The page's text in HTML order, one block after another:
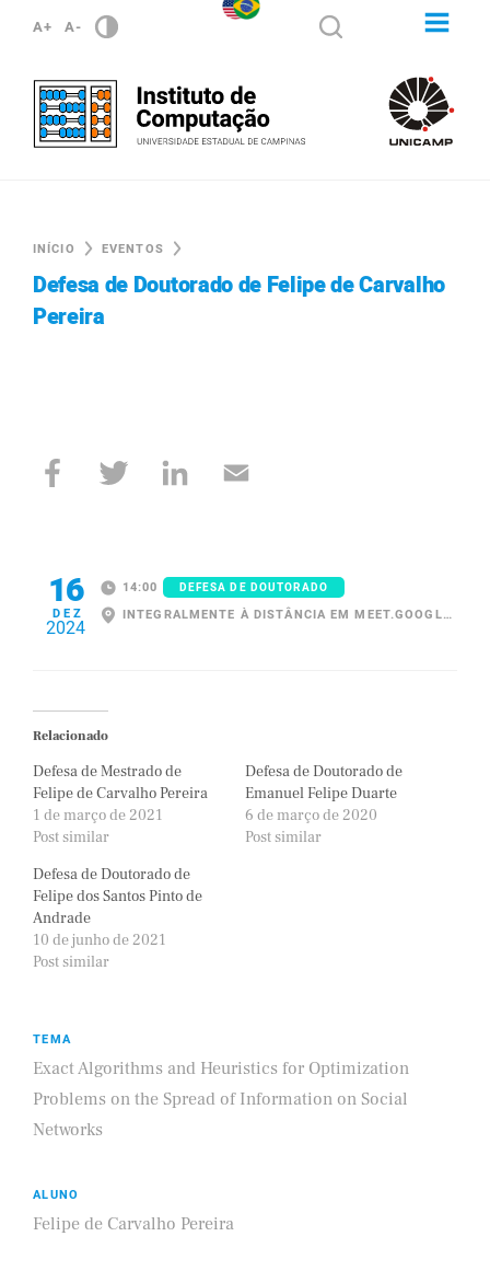
A+ A-
INÍCIO EVENTOS
Defesa de Doutorado de Felipe de Carvalho
Pereira
16
DEZ
2024
14:00 DEFESA DE DOUTORADO
INTEGRALMENTE À DISTÂNCIA EM MEET.GOOGLE.COM/UQZ-QYHE-QKE
Relacionado
Defesa de Mestrado de
Felipe de Carvalho Pereira
1 de março de 2021
Post similar
Defesa de Doutorado de
Emanuel Felipe Duarte
6 de março de 2020
Post similar
Defesa de Doutorado de
Felipe dos Santos Pinto de
Andrade
10 de junho de 2021
Post similar
TEMA
Exact Algorithms and Heuristics for Optimization
Problems on the Spread of Information on Social
Networks
ALUNO
Felipe de Carvalho Pereira